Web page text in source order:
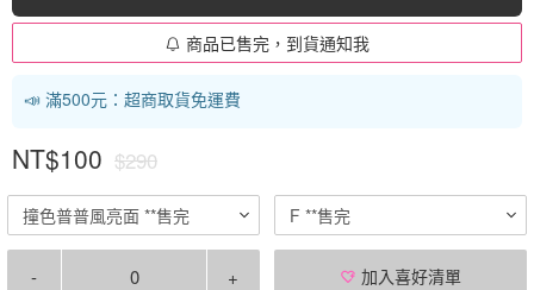
商品已售完，到貨通知我
📣 滿500元：超商取貨免運費
NT$100 $290
撞色普普風亮面 **售完 F **售完
- + 加入喜好清單